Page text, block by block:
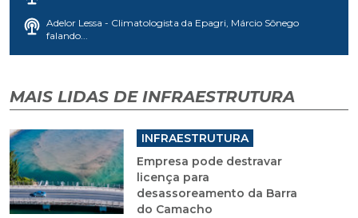
Adelor Lessa - Climatologista da Epagri, Márcio Sônego
falando...
MAIS LIDAS DE INFRAESTRUTURA
INFRAESTRUTURA
Empresa pode destravar
licença para
desassoreamento da Barra
do Camacho